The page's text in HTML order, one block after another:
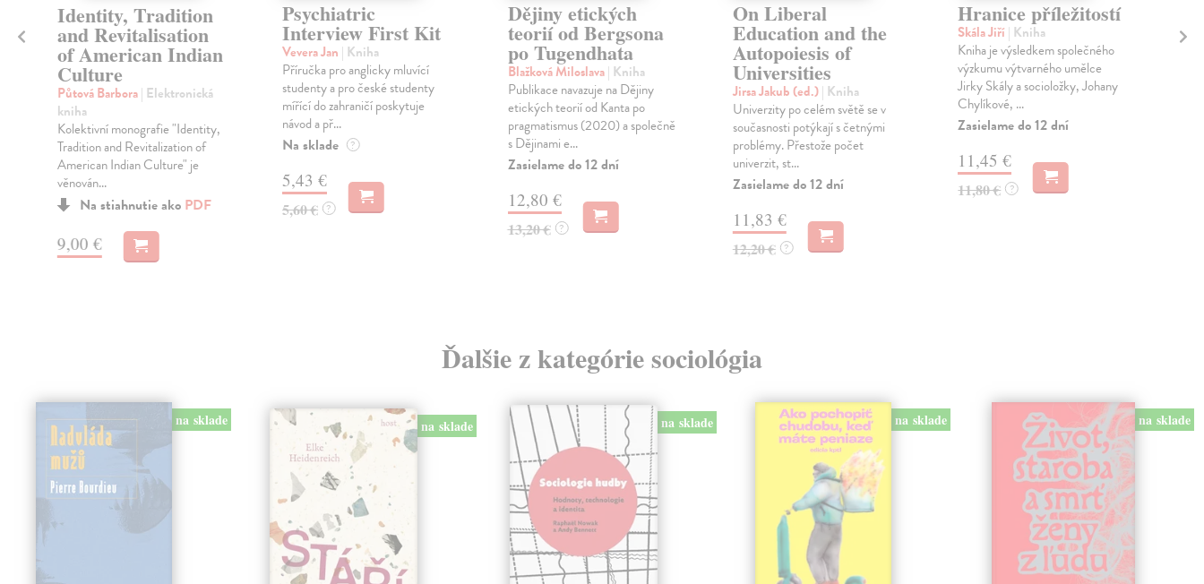
Identity, Tradition
and Revitalisation
of American Indian
Culture
Půtová Barbora| Elektronická
kniha
Kolektivní monografie "Identity,
Tradition and Revitalization of
American Indian Culture" je
věnován...
Na stiahnutie ako PDF
9,00 €
Psychiatric
Interview First Kit
Vevera Jan | Kniha
Příručka pro anglicky mluvící
studenty a pro české studenty
mířící do zahraničí poskytuje
návod a př...
Na sklade ?
5,43 €
5,60 € ?
Dějiny etických
teorií od Bergsona
po Tugendhata
Blažková Miloslava| Kniha
Publikace navazuje na Dějiny
etických teorií od Kanta po
pragmatismus (2020) a společně
s Dějinami e...
Zasielame do 12 dní
12,80 €
13,20 € ?
On Liberal
Education and the
Autopoiesis of
Universities
Jirsa Jakub (ed.)| Kniha
Univerzity po celém světě se v
současnosti potýkají s četnými
problémy. Přestože počet
univerzit, st...
Zasielame do 12 dní
11,83 €
12,20 € ?
Hranice příležitostí
Skála Jiří | Kniha
Kniha je výsledkem společného
výzkumu výtvarného umělce
Jirky Skály a socioložky, Johany
Chylíkové, ...
Zasielame do 12 dní
11,45 €
11,80 € ?
Ďalšie z kategórie sociológia
na sklade na sklade na sklade na sklade na sklade